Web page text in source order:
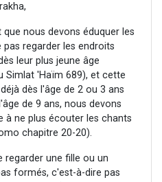
que nous devons éduquer les
regarder les endroits
leur plus jeune âge
Simlat 'Haïm 689), et cette
dès l'âge de 2 ou 3 ans
de 9 ans, nous devons
à ne plus écouter les chants
chapitre 20-20).
regarder une fille ou un
formés, c'est-à-dire pas